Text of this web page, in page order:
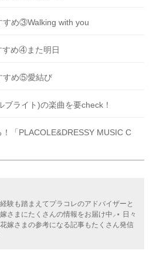
すめ③Walking with you
すめ④また明日
すめ⑤愛結び
ブライト)の楽曲を要check！
「PLACOLE&DRESSY MUSIC C
験も踏まえてプラコレのアドバイザーと
さまにたくさんの情報をお届け中⸝⋆ 日々
嫁さまの参考になる記事もたくさん発信